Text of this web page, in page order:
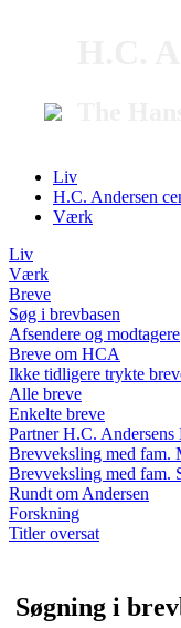
Liv
H.C. Andersen
Værk
Liv
Værk
Breve
Søg i brevbasen
Afsendere og modtagere
Breve om HCA
Ikke tidligere trykte
Alle breve
Enkelte breve
Partner H.C. Andersens
Brevveksling med fam.
Brevveksling med fam.
Rundt om Andersen
Forskning
Titler oversat
Søgning i